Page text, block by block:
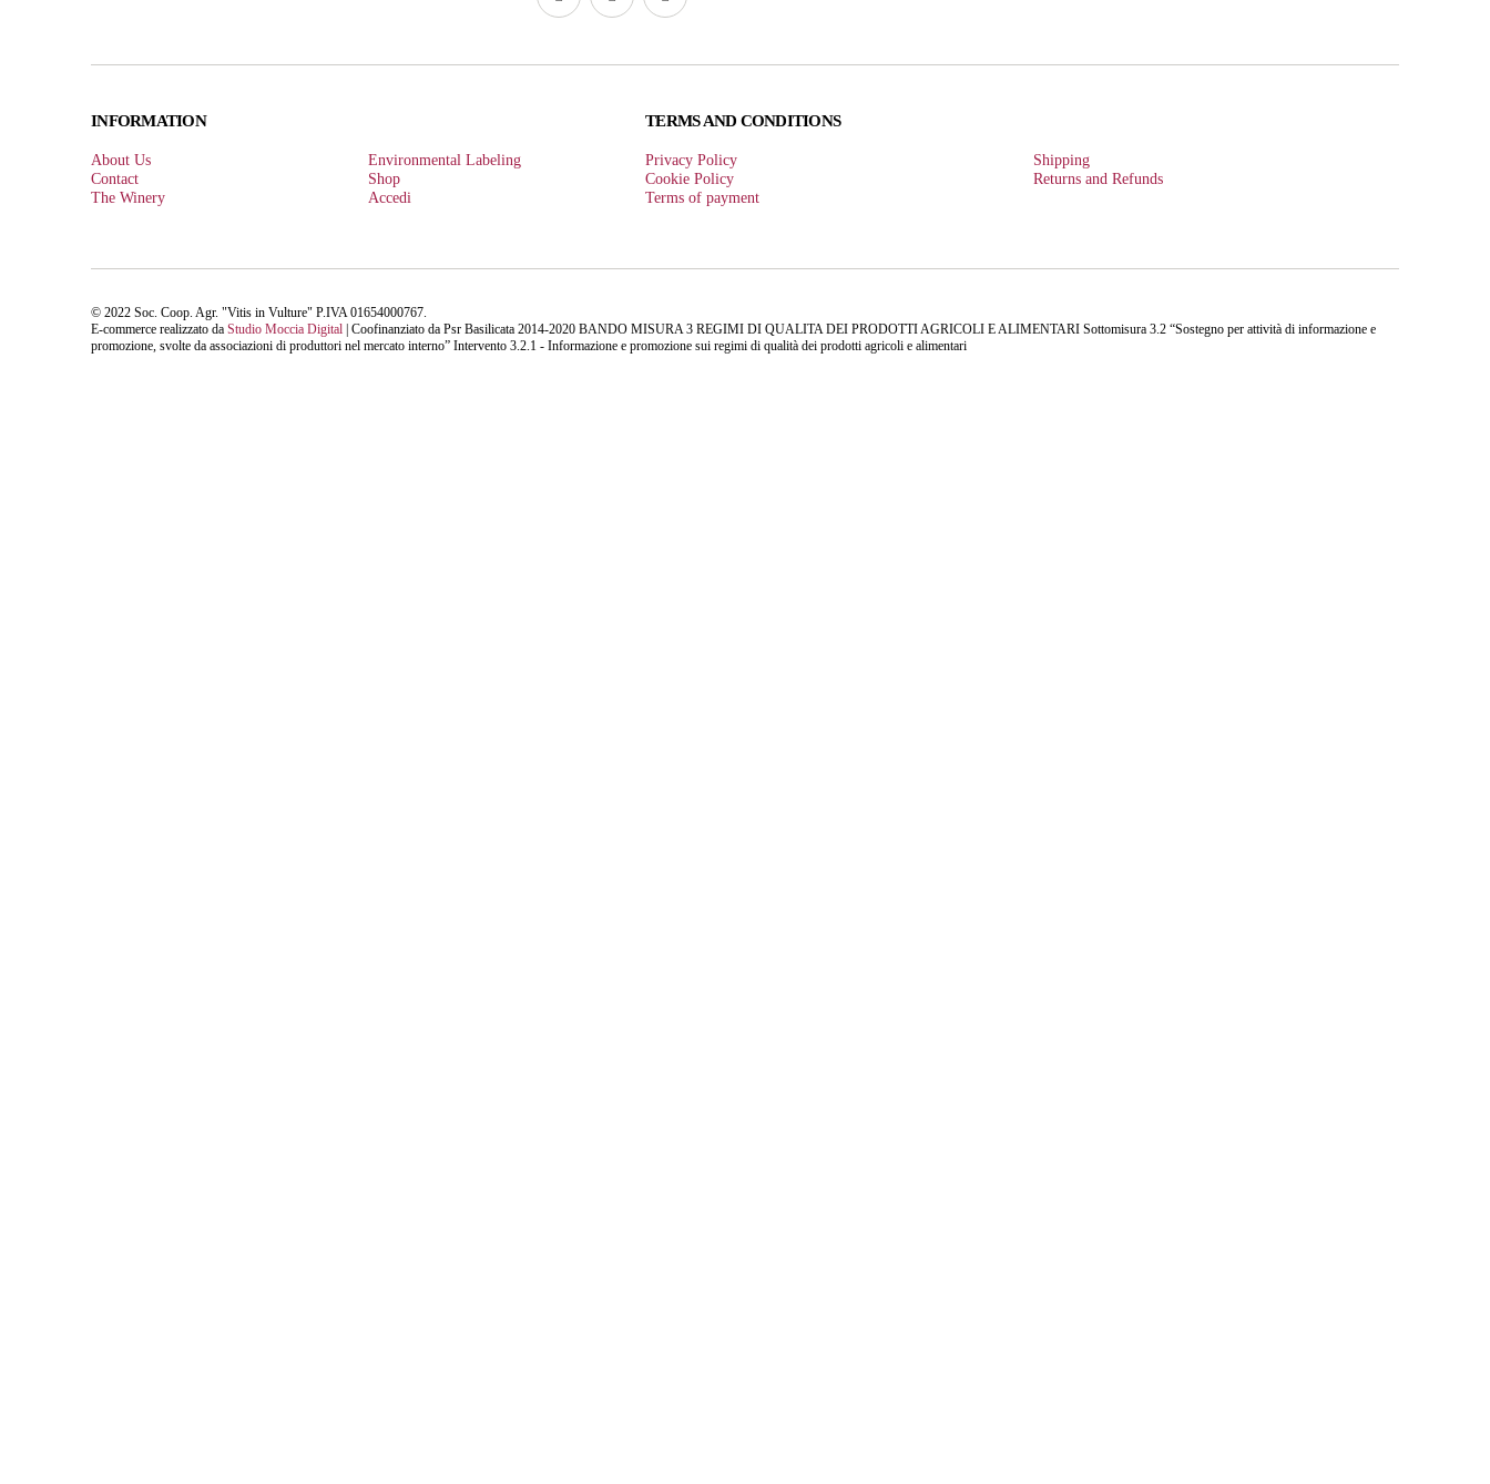
INFORMATION
About Us
Contact
The Winery
Environmental Labeling
Shop
Accedi
TERMS AND CONDITIONS
Privacy Policy
Cookie Policy
Terms of payment
Shipping
Returns and Refunds
© 2022 Soc. Coop. Agr. "Vitis in Vulture" P.IVA 01654000767.
E-commerce realizzato da Studio Moccia Digital | Coofinanziato da Psr Basilicata 2014-2020 BANDO MISURA 3 REGIMI DI QUALITA DEI PRODOTTI AGRICOLI E ALIMENTARI Sottomisura 3.2 “Sostegno per attività di informazione e
promozione, svolte da associazioni di produttori nel mercato interno” Intervento 3.2.1 - Informazione e promozione sui regimi di qualità dei prodotti agricoli e alimentari